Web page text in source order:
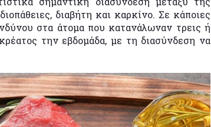
διαβήτη και καρκίνο. Σε κάποιες
στα άτομα που κατανάλωναν τρεις ή
την εβδομάδα, με τη διασύνδεση να